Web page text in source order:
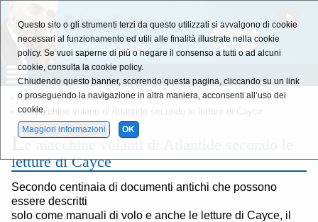
Atlantide »Atlantide
» Le macchine volanti di Atlantide secondo le letture di Cayce
Le macchine volanti di Atlantide secondo le
letture di Cayce
Secondo centinaia di documenti antichi che possono
essere descritti
solo come manuali di volo e anche le letture di Cayce, il
Questo sito o gli strumenti terzi da questo utilizzati si avvalgono di cookie
necessari al funzionamento ed utili alle finalità illustrate nella cookie
policy. Se vuoi saperne di più o negare il consenso a tutti o ad alcuni
cookie, consulta la cookie policy.
Chiudendo questo banner, scorrendo questa pagina, cliccando su un link
o proseguendo la navigazione in altra maniera, acconsenti all’uso dei
cookie.
Maggiori informazioni
OK